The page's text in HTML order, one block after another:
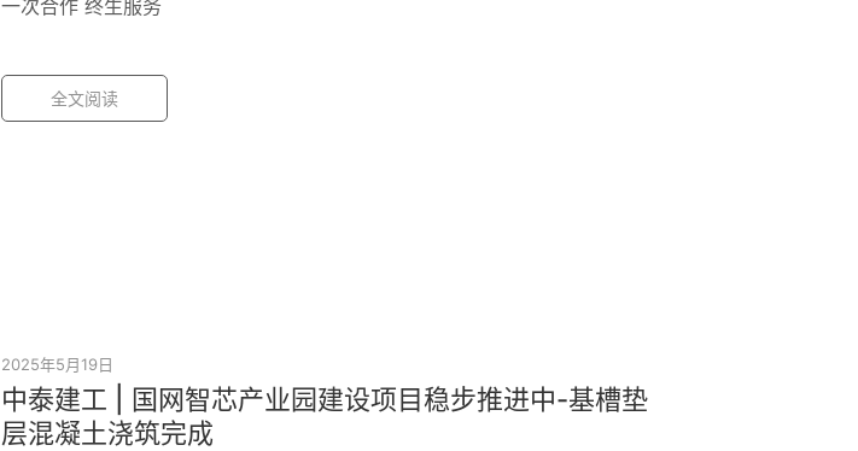
一次合作 终生服务
全文阅读
2025年5月19日
中泰建工 | 国网智芯产业园建设项目稳步推进中-基槽垫
层混凝土浇筑完成